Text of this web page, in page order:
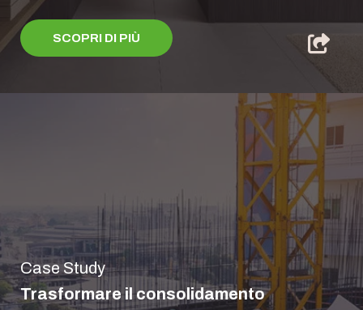
SCOPRI DI PIÙ
Case Study
Trasformare il consolidamento